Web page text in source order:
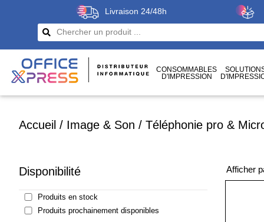
Livraison 24/48h
CONSOMMABLES
D'IMPRESSION
Accueil / Image & Son / Téléphonie pro &
Disponibilité
Produits en stock
Produits prochainement disponibles
Afficher